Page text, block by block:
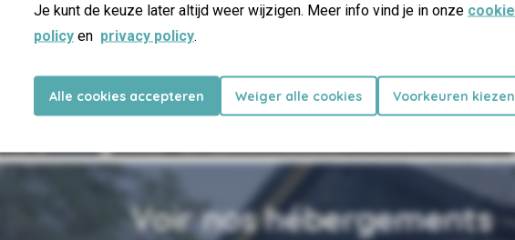
Je kunt de keuze later altijd weer wijzigen. Meer info vind je in onze cookie
policy en privacy policy.
Alle cookies accepteren Weiger alle cookies Voorkeuren kiezen
La plus petite ville des
Pays-Bas
27 km du parc
Voir nos hébergements